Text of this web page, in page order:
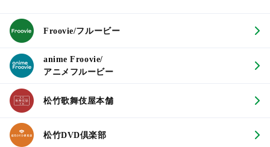
Froovie/フルービー
anime Froovie/
アニメフルービー
松竹歌舞伎屋本舗
松竹DVD倶楽部